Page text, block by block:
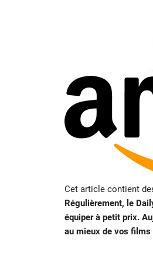
Cet article contient
Régulièrement, le
équiper à petit prix.
au mieux de vos